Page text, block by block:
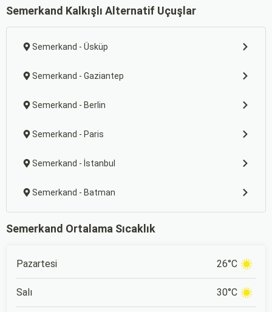
Semerkand Kalkışlı Alternatif Uçuşlar
Semerkand - Üsküp
Semerkand - Gaziantep
Semerkand - Berlin
Semerkand - Paris
Semerkand - İstanbul
Semerkand - Batman
Semerkand Ortalama Sıcaklık
Pazartesi 26°C
Salı 30°C